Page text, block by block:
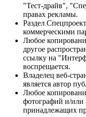
"Тест-драйв",
правах рекламы.
Раздел
коммерческими
Любое
другое
ссылку на
воспрещается.
Владелец веб-
является автор
Любое
фотографий и/или
принадлежащих